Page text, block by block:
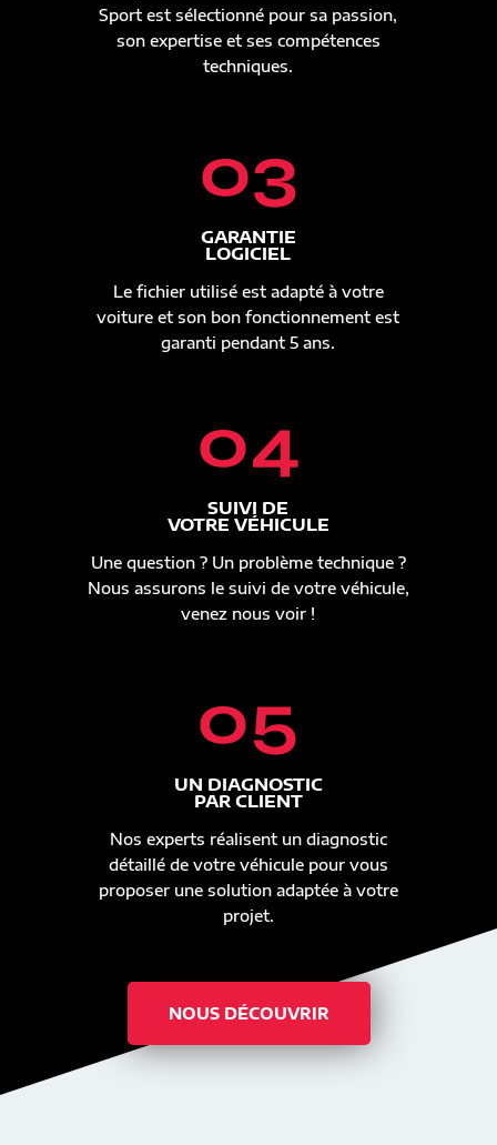
Sport est sélectionné pour sa passion,
son expertise et ses compétences
techniques.
03
GARANTIE
LOGICIEL
Le fichier utilisé est adapté à votre
voiture et son bon fonctionnement est
garanti pendant 5 ans.
04
SUIVI DE
VOTRE VÉHICULE
Une question ? Un problème technique ?
Nous assurons le suivi de votre véhicule,
venez nous voir !
05
UN DIAGNOSTIC
PAR CLIENT
Nos experts réalisent un diagnostic
détaillé de votre véhicule pour vous
proposer une solution adaptée à votre
projet.
NOUS DÉCOUVRIR